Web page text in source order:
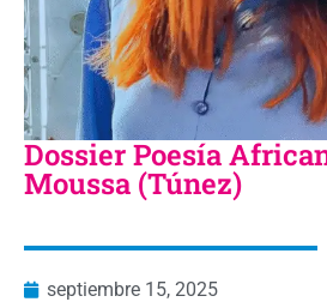
Dossier Poesía
Moussa (Túnez)
septiembre 15, 2025